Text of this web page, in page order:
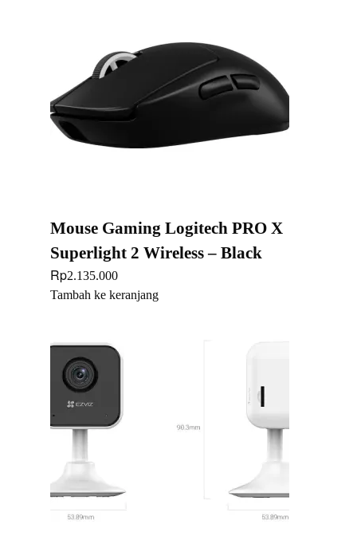
Mouse Gaming Logitech PRO X
Superlight 2 Wireless – Black
Rp2.135.000
Tambah ke keranjang